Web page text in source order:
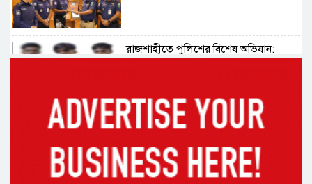
রাজশাহীতে পুলিশের বিশেষ অভিযান:
নদীদূষণ রোধে সমন্বিত পদক্ষেপ গ্রহণে